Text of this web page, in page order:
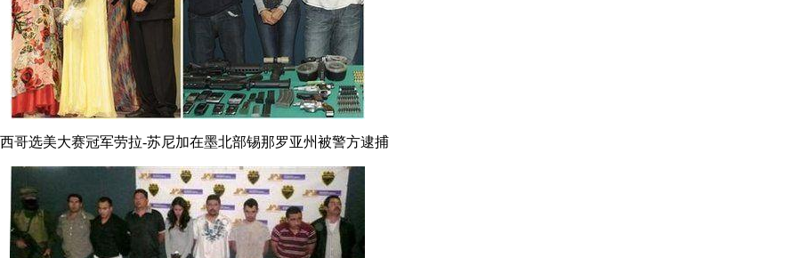
哥选美大赛冠军劳拉-苏尼加在墨北部锡那罗亚州被警方逮捕